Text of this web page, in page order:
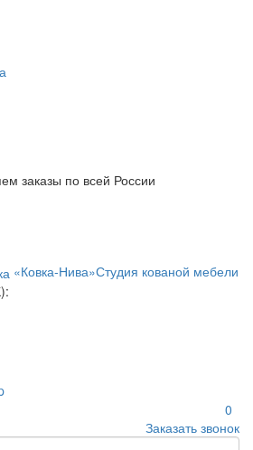
заказы по всей России
«Ковка-Нива»Студия кованой мебели
0
Заказать звонок